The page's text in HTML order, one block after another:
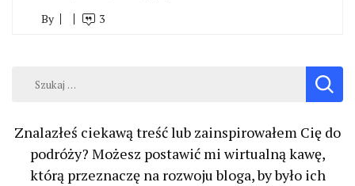
By 3
Szukaj:
Znalazłeś ciekawą treść lub zainspirowałem Cię do
podróży? Możesz postawić mi wirtualną kawę,
którą przeznaczę na rozwoju bloga, by było ich